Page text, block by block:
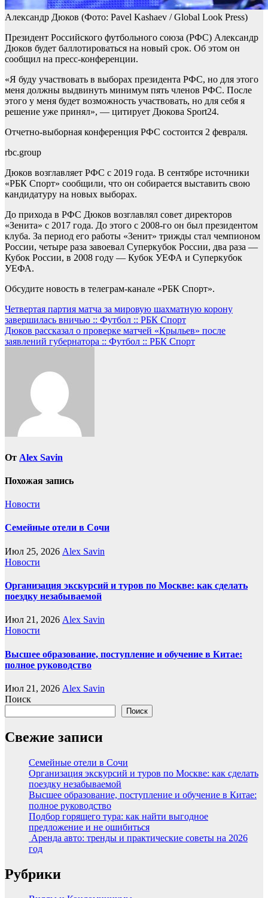
Александр Дюков (Фото: Pavel Kashaev / Global Look Press)
Президент Российского футбольного союза (РФС) Александр
Дюков будет баллотироваться на новый срок. Об этом он
сообщил на пресс-конференции.
«Я буду участвовать в выборах президента РФС, но для этого
меня должны выдвинуть минимум пять членов РФС. После
этого у меня будет возможность участвовать, но для себя я
решение уже принял», — цитирует Дюкова Sport24.
Отчетно-выборная конференция РФС состоится 2 февраля.
rbc.group
Дюков возглавляет РФС с 2019 года. В сентябре источники
«РБК Спорт» сообщили, что он собирается выставить свою
кандидатуру на новых выборах.
До прихода в РФС Дюков возглавлял совет директоров
«Зенита» с 2017 года. До этого с 2008-го он был президентом
клуба. За период его работы «Зенит» трижды стал чемпионом
России, четыре раза завоевал Суперкубок России, два раза —
Кубок России, в 2008 году — Кубок УЕФА и Суперкубок
УЕФА.
Обсудите новость в телеграм-канале «РБК Спорт».
Навигация
по
записям
Четвертая партия матча за мировую шахматную корону
завершилась вничью :: Футбол :: РБК Спорт
Дюков рассказал о проверке матчей «Крыльев» после
заявлений губернатора :: Футбол :: РБК Спорт
От Alex Savin
Похожая запись
Новости
Семейные отели в Сочи
Июл 25, 2026 Alex Savin
Новости
Организация экскурсий и туров по Москве: как сделать
поездку незабываемой
Июл 21, 2026 Alex Savin
Новости
Высшее образование, поступление и обучение в Китае:
полное руководство
Июл 21, 2026 Alex Savin
Поиск
Поиск
Свежие записи
Семейные отели в Сочи
Организация экскурсий и туров по Москве: как сделать
поездку незабываемой
Высшее образование, поступление и обучение в Китае:
полное руководство
Подбор горящего тура: как найти выгодное
предложение и не ошибиться
Аренда авто: тренды и практические советы на 2026
год
Рубрики